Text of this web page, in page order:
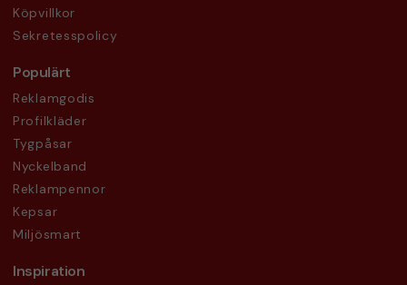
Köpvillkor
Sekretesspolicy
Populärt
Reklamgodis
Profilkläder
Tygpåsar
Nyckelband
Reklampennor
Kepsar
Miljösmart
Inspiration